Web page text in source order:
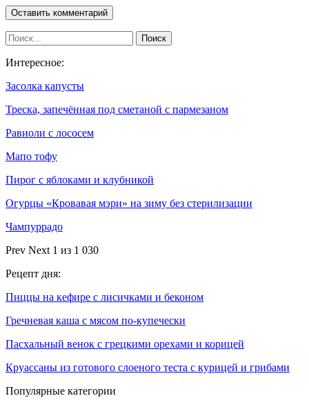
Интересное:
Засолка капусты
Треска, запечённая под сметаной с пармезаном
Равиоли с лососем
Мапо тофу
Пирог с яблоками и клубникой
Огурцы «Кровавая мэри» на зиму без стерилизации
Чампуррадо
Prev Next 1 из 1 030
Рецепт дня:
Пиццы на кефире с лисичками и беконом
Гречневая каша с мясом по-купечески
Пасхальный венок с грецкими орехами и корицей
Круассаны из готового слоеного теста с курицей и грибами
Популярные категории